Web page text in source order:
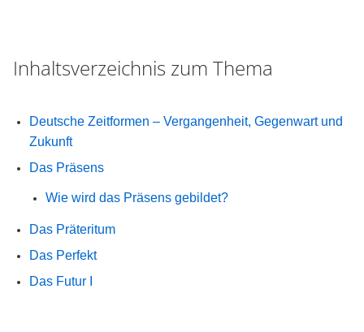
Inhaltsverzeichnis zum Thema
Deutsche Zeitformen – Vergangenheit, Gegenwart und
Zukunft
Das Präsens
Wie wird das Präsens gebildet?
Das Präteritum
Das Perfekt
Das Futur I